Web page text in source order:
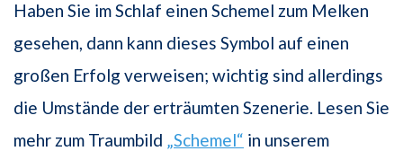
Haben Sie im Schlaf einen Schemel zum Melken
gesehen, dann kann dieses Symbol auf einen
großen Erfolg verweisen; wichtig sind allerdings
die Umstände der erträumten Szenerie. Lesen Sie
mehr zum Traumbild „Schemel“ in unserem